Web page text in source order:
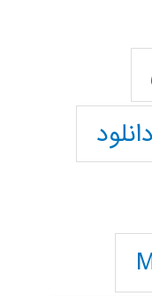
دانلود